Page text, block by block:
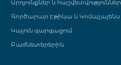
Արդյունքներ և հաշվետվություններ
Գործարար Էթիկա և Կոմպլայենս
Կայուն զարգացում
Բաժնետերերին